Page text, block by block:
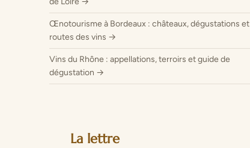
Œnotourisme à Bordeaux : châteaux, dégustations et
routes des vins →
Vins du Rhône : appellations, terroirs et guide de
dégustation →
La lettre